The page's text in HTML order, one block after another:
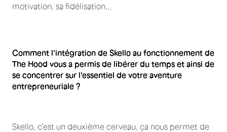
motivation, sa fidélisation...
Comment l'intégration de Skello au fonctionnement de
The Hood vous a permis de libérer du temps et ainsi de
se concentrer sur l'essentiel de votre aventure
entrepreneuriale ?
Skello, c’est un deuxième cerveau, ça nous permet de